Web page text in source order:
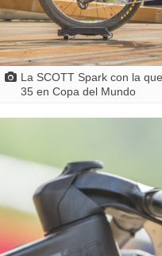
La SCOTT Spark con la
35 en Copa del Mundo